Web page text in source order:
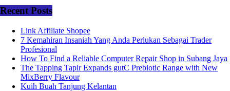
Recent Posts
Link Affiliate Shopee
7 Kemahiran Insaniah Yang Anda Perlukan Sebagai Trader
Profesional
How To Find a Reliable Computer Repair Shop in Subang Jaya
The Tapping Tapir Expands gutC Prebiotic Range with New
MixBerry Flavour
Kuih Buah Tanjung Kelantan